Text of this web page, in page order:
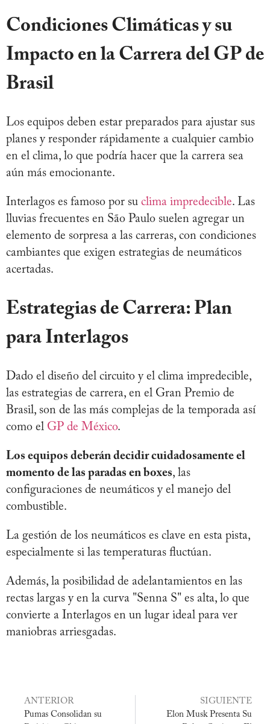
Condiciones Climáticas y su
Impacto en la Carrera del GP de
Brasil
Los equipos deben estar preparados para ajustar sus
planes y responder rápidamente a cualquier cambio
en el clima, lo que podría hacer que la carrera sea
aún más emocionante.
Interlagos es famoso por su clima impredecible. Las
lluvias frecuentes en São Paulo suelen agregar un
elemento de sorpresa a las carreras, con condiciones
cambiantes que exigen estrategias de neumáticos
acertadas.
Estrategias de Carrera: Plan
para Interlagos
Dado el diseño del circuito y el clima impredecible,
las estrategias de carrera, en el Gran Premio de
Brasil, son de las más complejas de la temporada así
como el GP de México.
Los equipos deberán decidir cuidadosamente el
momento de las paradas en boxes, las
configuraciones de neumáticos y el manejo del
combustible.
La gestión de los neumáticos es clave en esta pista,
especialmente si las temperaturas fluctúan.
Además, la posibilidad de adelantamientos en las
rectas largas y en la curva "Senna S" es alta, lo que
convierte a Interlagos en un lugar ideal para ver
maniobras arriesgadas.
ANTERIOR
Pumas Consolidan su
SIGUIENTE
Elon Musk Presenta Su